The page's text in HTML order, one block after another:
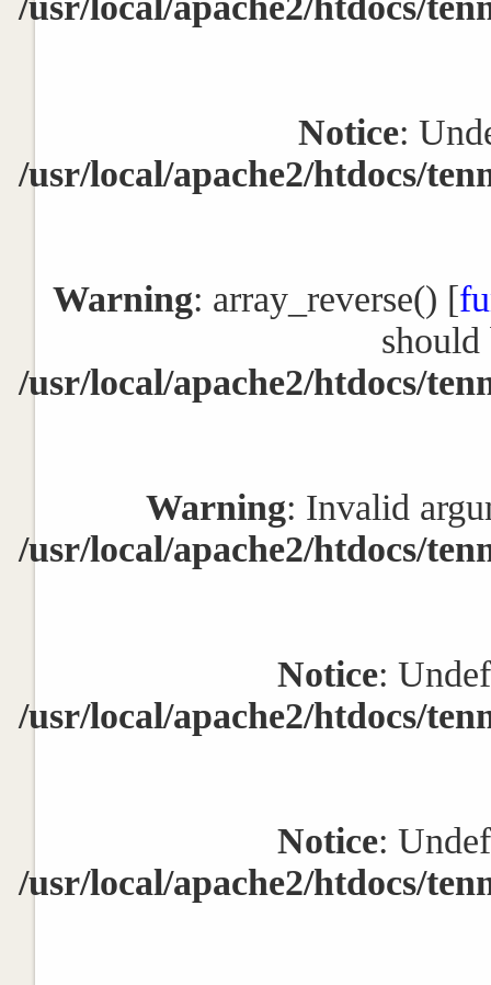
Notice:
/usr/local/apache2/htdocs/
Warning: array_reverse() [
should
/usr/local/apache2/htdocs/
Warning: Invalid
/usr/local/apache2/htdocs/
Notice:
/usr/local/apache2/htdocs/
Notice:
/usr/local/apache2/htdocs/